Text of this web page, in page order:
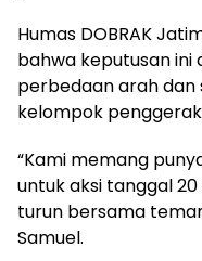
Humas DOBRAK
bahwa keputusan ini
perbedaan arah
kelompok penggerak
“Kami memang
untuk aksi tanggal
turun bersama
Samuel.